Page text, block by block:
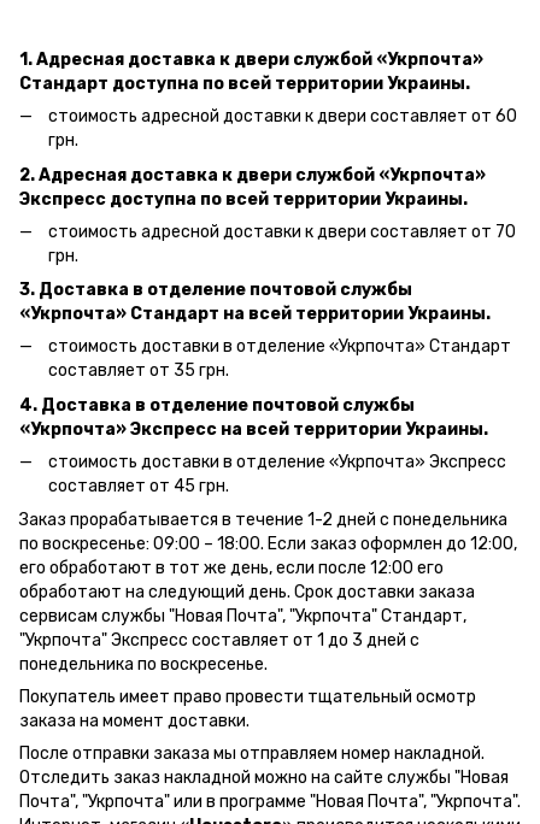
1. Адресная доставка к двери службой «Укрпочта»
Стандарт доступна по всей территории Украины.
стоимость адресной доставки к двери составляет от 60
грн.
2. Адресная доставка к двери службой «Укрпочта»
Экспресс доступна по всей территории Украины.
стоимость адресной доставки к двери составляет от 70
грн.
3. Доставка в отделение почтовой службы
«Укрпочта» Стандарт на всей территории Украины.
стоимость доставки в отделение «Укрпочта» Стандарт
составляет от 35 грн.
4. Доставка в отделение почтовой службы
«Укрпочта» Экспресс на всей территории Украины.
стоимость доставки в отделение «Укрпочта» Экспресс
составляет от 45 грн.
Заказ прорабатывается в течение 1-2 дней с понедельника
по воскресенье: 09:00 – 18:00. Если заказ оформлен до 12:00,
его обработают в тот же день, если после 12:00 его
обработают на следующий день. Срок доставки заказа
сервисам службы "Новая Почта", "Укрпочта" Стандарт,
"Укрпочта" Экспресс составляет от 1 до 3 дней с
понедельника по воскресенье.
Покупатель имеет право провести тщательный осмотр
заказа на момент доставки.
После отправки заказа мы отправляем номер накладной.
Отследить заказ накладной можно на сайте службы "Новая
Почта", "Укрпочта" или в программе "Новая Почта", "Укрпочта".